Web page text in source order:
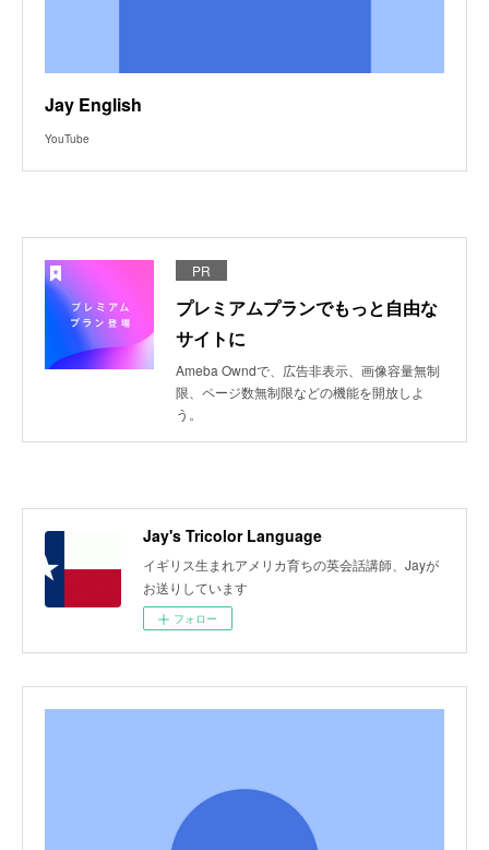
Jay English
YouTube
PR
プレミアムプランでもっと自由な
サイトに
Ameba Owndで、広告非表示、画像容量無制
限、ページ数無制限などの機能を開放しよ
う。
Jay's Tricolor Language
イギリス生まれアメリカ育ちの英会話講師、Jayが
お送りしています
フォロー